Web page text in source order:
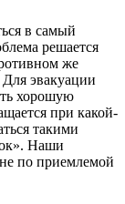
в самый
решается
же
Для эвакуации
хорошую
при какой-
такими
Наши
по приемлемой